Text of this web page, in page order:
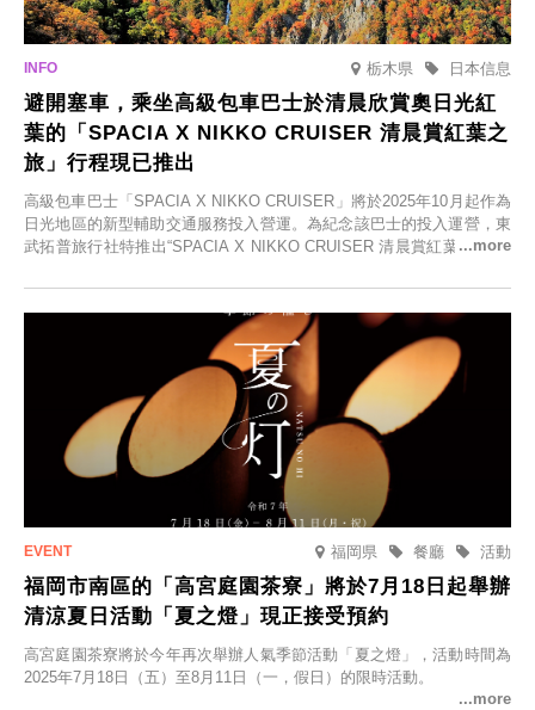
栃木県 日本信息
避開塞車，乘坐高級包車巴士於清晨欣賞奧日光紅
葉的「SPACIA X NIKKO CRUISER 清晨賞紅葉之
旅」行程現已推出
高級包車巴士「SPACIA X NIKKO CRUISER」將於2025年10月起作為
日光地區的新型輔助交通服務投入營運。為紀念該巴士的投入運營，東
武拓普旅行社特推出“SPACIA X NIKKO CRUISER 清晨賞紅葉之旅”，
福岡県 活動
餐廳
福岡市南區的「高宮庭園茶寮」將於7月18日起舉辦
清涼夏日活動「夏之燈」現正接受預約
高宮庭園茶寮將於今年再次舉辦人氣季節活動「夏之燈」，活動時間為
2025年7月18日（五）至8月11日（一，假日）的限時活動。